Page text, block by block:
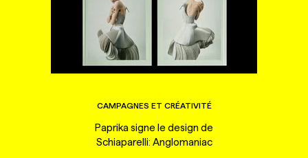
CAMPAGNES ET CRÉATIVITÉ
Paprika signe le design de
Schiaparelli: Anglomaniac